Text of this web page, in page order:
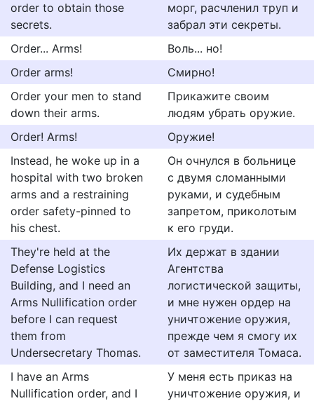
order to obtain those
secrets.
морг, расчленил труп и
забрал эти секреты.
Order... Arms!
Воль... но!
Order arms!
Смирно!
Order your men to stand
down their arms.
Прикажите своим
людям убрать оружие.
Order! Arms!
Оружие!
Instead, he woke up in a
hospital with two broken
arms and a restraining
order safety-pinned to
his chest.
Он очнулся в больнице
с двумя сломанными
руками, и судебным
запретом, приколотым
к его груди.
They're held at the
Defense Logistics
Building, and I need an
Arms Nullification order
before I can request
them from
Undersecretary Thomas.
Их держат в здании
Агентства
логистической защиты,
и мне нужен ордер на
уничтожение оружия,
прежде чем я смогу их
от заместителя Томаса.
I have an Arms
Nullification order, and I
У меня есть приказ на
уничтожение оружия, и